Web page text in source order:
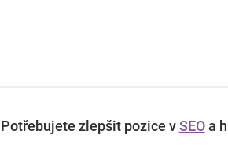
Potřebujete zlepšit pozice vSEOa